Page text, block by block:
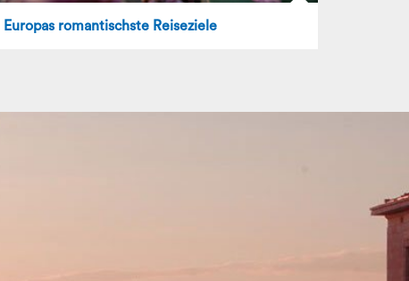
Europas romantischste Reiseziele